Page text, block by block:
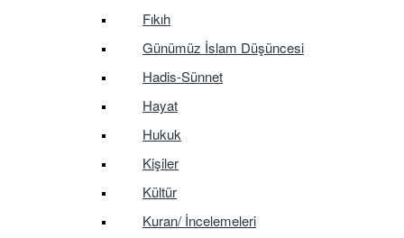
Fıkıh
Günümüz İslam Düşüncesi
Hadis-Sünnet
Hayat
Hukuk
Kişiler
Kültür
Kuran/ İncelemeleri